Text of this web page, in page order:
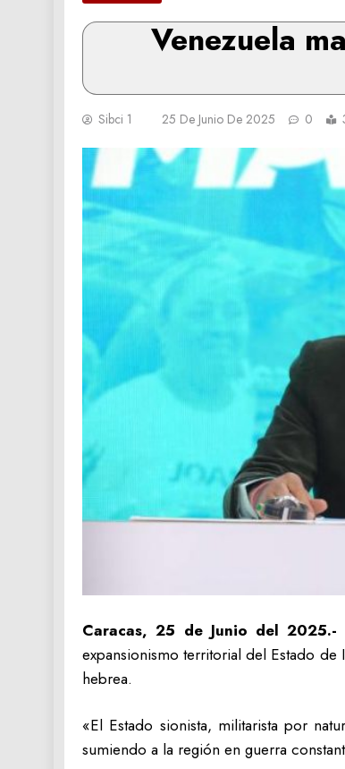
Venezuela
Sibci 1 25 De Junio De 2025 0
Caracas, 25 de Junio del 2025.-
expansionismo territorial del Estado de
hebrea.
«El Estado sionista, militarista por
sumiendo a la región en guerra